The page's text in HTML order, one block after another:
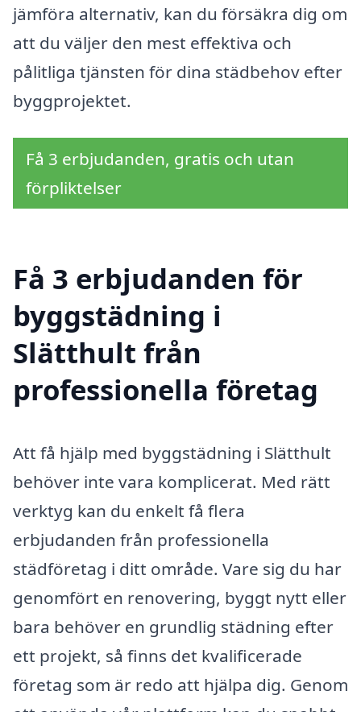
jämföra alternativ, kan du försäkra dig om
att du väljer den mest effektiva och
pålitliga tjänsten för dina städbehov efter
byggprojektet.
Få 3 erbjudanden, gratis och utan
förpliktelser
Få 3 erbjudanden för
byggstädning i
Slätthult från
professionella företag
Att få hjälp med byggstädning i Slätthult
behöver inte vara komplicerat. Med rätt
verktyg kan du enkelt få flera
erbjudanden från professionella
städföretag i ditt område. Vare sig du har
genomfört en renovering, byggt nytt eller
bara behöver en grundlig städning efter
ett projekt, så finns det kvalificerade
företag som är redo att hjälpa dig. Genom